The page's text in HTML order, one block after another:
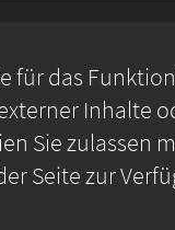
für das
Inhalte
Sie zulassen
Seite zur